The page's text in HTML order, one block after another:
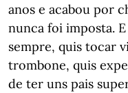
anos e acabou por
nunca foi imposta.
sempre, quis tocar
trombone, quis
de ter uns pais